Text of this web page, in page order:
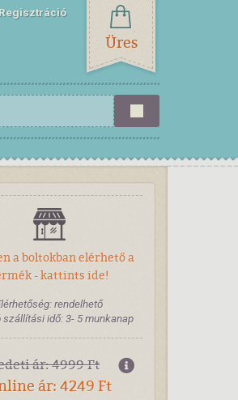
Regisztráció
Üres
a boltokban elérhető a
- kattints ide!
rendelhető
szállítási idő: 3- 5 munkanap
ár: 4999 Ft
ár: 4249 Ft